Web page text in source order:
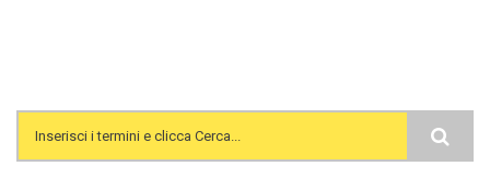
Search form